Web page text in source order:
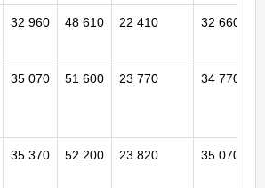
32 960 48 610 22 410 32 660
35 070 51 600 23 770 34 770
35 370 52 200 23 820 35 070